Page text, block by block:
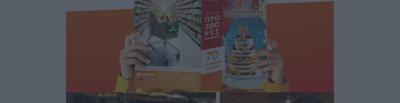
Πάνθηρες: Ξεκίνησαν αισιόδοξοι για την παρθενική
Αθλητικά• πριν 5 ώρες